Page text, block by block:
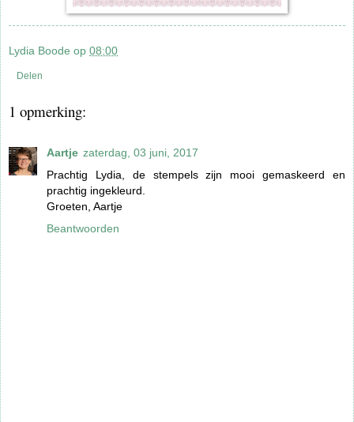
Lydia Boode op 08:00
Delen
1 opmerking:
Aartje zaterdag, 03 juni, 2017
Prachtig Lydia, de stempels zijn mooi gemaskeerd en
prachtig ingekleurd.
Groeten, Aartje
Beantwoorden